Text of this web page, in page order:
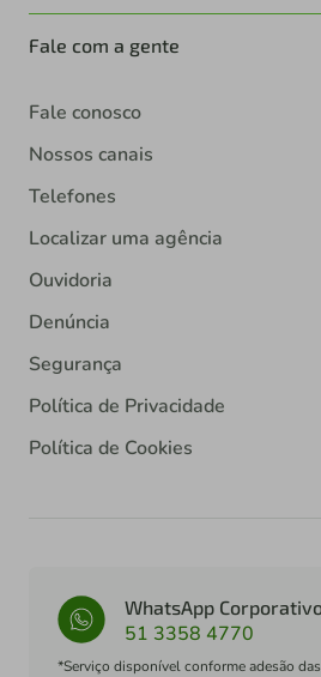
Fale com a gente
Fale conosco
Nossos canais
Telefones
Localizar uma agência
Ouvidoria
Denúncia
Segurança
Política de Privacidade
Política de Cookies
WhatsApp
51 3358 4770
*Serviço disponível conforme adesão